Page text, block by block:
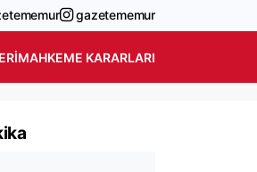
gazetememur
MAHKEME KARARLARI